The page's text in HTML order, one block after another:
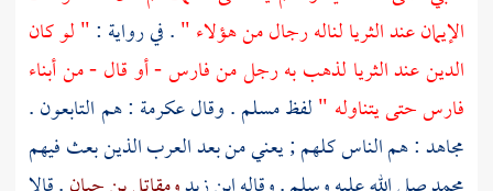
الإيمان عند الثريا لناله رجال من هؤلاء ". في رواية :" لو كان
الدين عند الثريا لذهب به رجل منفارس- أو قال - من أبناء
فارسحتى يتناوله "لفظمسلم. وقالعكرمة : هم التابعون .
مجاهد: هم الناس كلهم ; يعني من بعد العرب الذين بعث فيهم